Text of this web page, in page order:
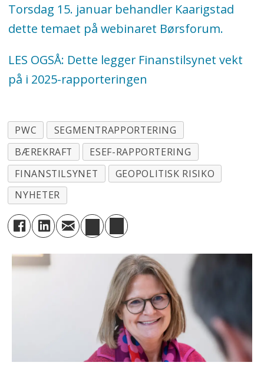
Torsdag 15. januar behandler Kaarigstad
dette temaet på webinaret Børsforum.
LES OGSÅ: Dette legger Finanstilsynet vekt
på i 2025-rapporteringen
PWC
SEGMENTRAPPORTERING
BÆREKRAFT
ESEF-RAPPORTERING
FINANSTILSYNET
GEOPOLITISK RISIKO
NYHETER